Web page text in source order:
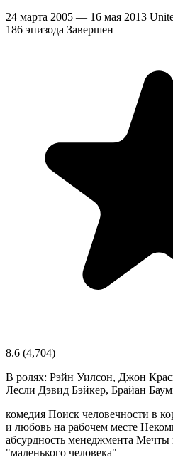
24 марта 2005 — 16 мая 2013
186 эпизода Завершен
8.6 (4,704)
В ролях: Рэйн Уилсон, Джон
Лесли Дэвид Бэйкер, Брайан
комедия Поиск человечности в
и любовь на рабочем месте
абсурдность менеджмента Мечты
"маленького человека"